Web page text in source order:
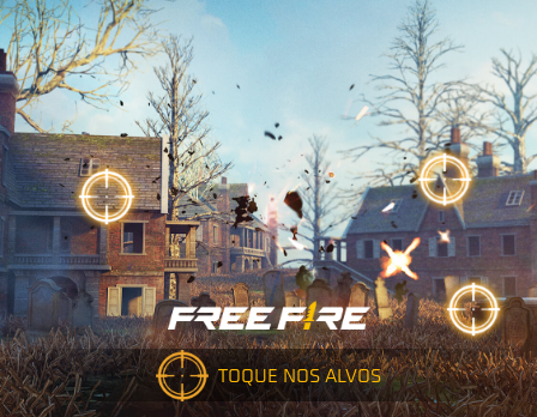
TOQUE NOS ALVOS